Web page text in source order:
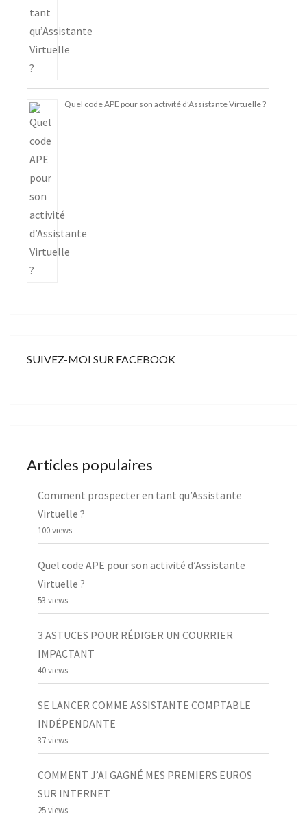
Quel code APE pour son activité d’Assistante Virtuelle ?
SUIVEZ-MOI SUR FACEBOOK
Articles populaires
Comment prospecter en tant qu’Assistante
Virtuelle ?
100 views
Quel code APE pour son activité d’Assistante
Virtuelle ?
53 views
3 ASTUCES POUR RÉDIGER UN COURRIER
IMPACTANT
40 views
SE LANCER COMME ASSISTANTE COMPTABLE
INDÉPENDANTE
37 views
COMMENT J’AI GAGNÉ MES PREMIERS EUROS
SUR INTERNET
25 views